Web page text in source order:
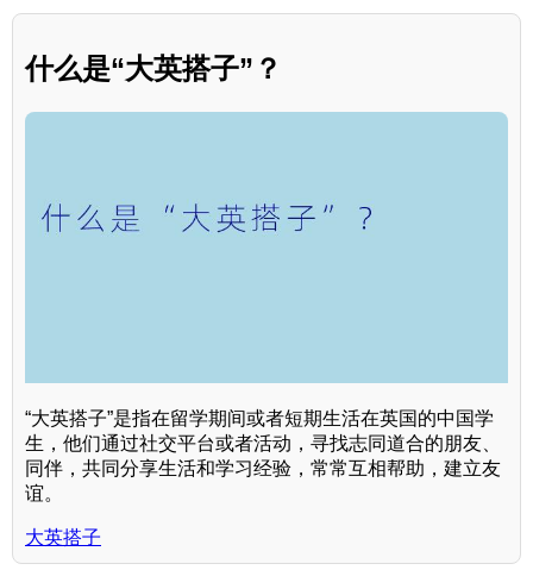
什么是“大英搭子”？
“大英搭子”是指在留学期间或者短期生活在英国的中国学
生，他们通过社交平台或者活动，寻找志同道合的朋友、
同伴，共同分享生活和学习经验，常常互相帮助，建立友
谊。
大英搭子